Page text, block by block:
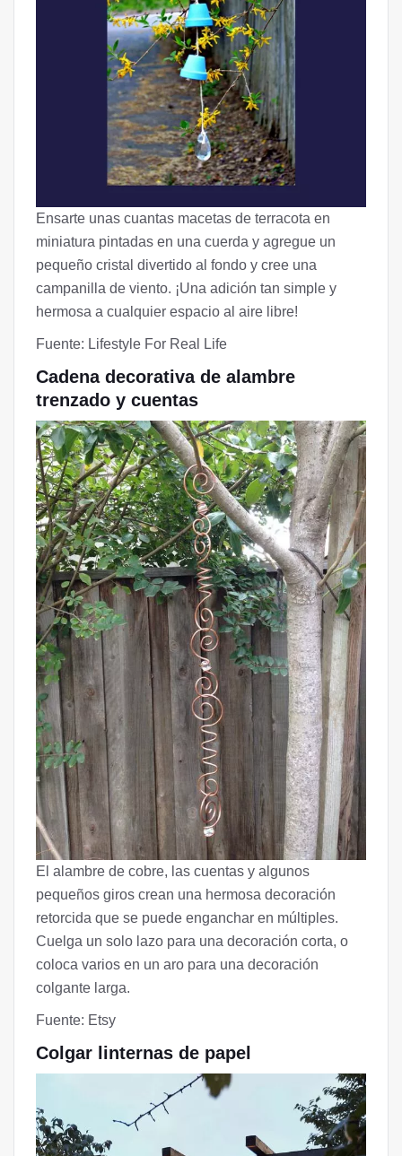
Ensarte unas cuantas macetas de terracota en
miniatura pintadas en una cuerda y agregue un
pequeño cristal divertido al fondo y cree una
campanilla de viento. ¡Una adición tan simple y
hermosa a cualquier espacio al aire libre!
Fuente: Lifestyle For Real Life
Cadena decorativa de alambre
trenzado y cuentas
El alambre de cobre, las cuentas y algunos
pequeños giros crean una hermosa decoración
retorcida que se puede enganchar en múltiples.
Cuelga un solo lazo para una decoración corta, o
coloca varios en un aro para una decoración
colgante larga.
Fuente: Etsy
Colgar linternas de papel